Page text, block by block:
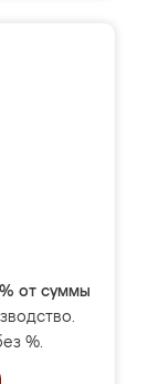
от суммы
%.